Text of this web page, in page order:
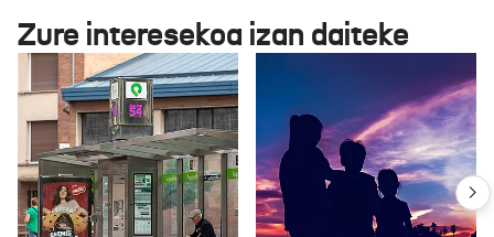
Zure interesekoa izan daiteke